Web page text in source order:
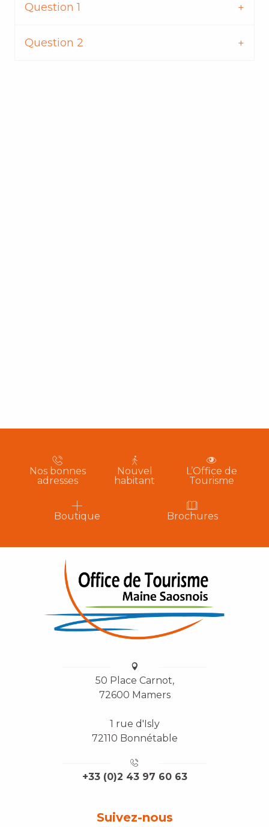
Question 1
Question 2
Nos bonnes
adresses
Nouvel
habitant
L’Office de
Tourisme
Boutique Brochures
50 Place Carnot,
72600 Mamers
1 rue d'Isly
72110 Bonnétable
+33 (0)2 43 97 60 63
Suivez-nous